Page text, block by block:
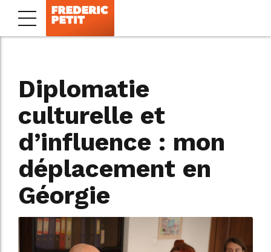
Diplomatie
culturelle et
d’influence : mon
déplacement en
Géorgie